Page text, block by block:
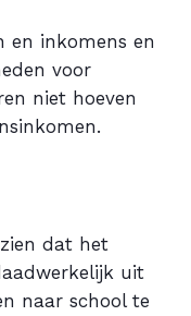
en inkomens en
voor
niet hoeven
dat het
uit
naar school te